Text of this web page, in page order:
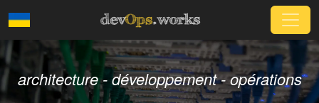
devOps.works
architecture - développement - opérations